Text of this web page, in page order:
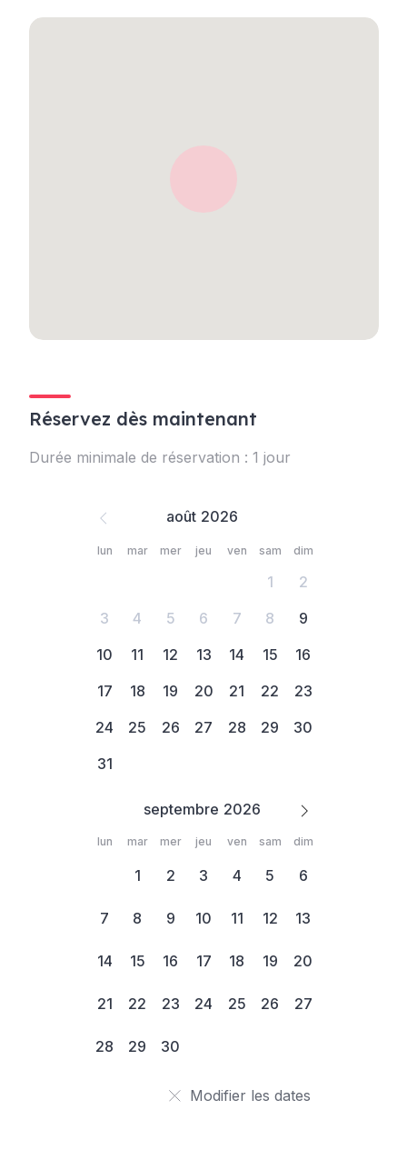
Réservez dès maintenant
Durée minimale de réservation : 1 jour
août
septembre
lun mar mer jeu ven sam dim
1
2
3
4 5 6 7 8
9
10
11 12 13 14 15
16
17
18 19 20 21 22
23
24
25 26 27 28 29
30
31
lun mar mer jeu ven sam dim
1 2 3 4 5 6
7 8 9 10 11 12 13
14 15 16 17 18 19 20
21 22 23 24 25 26 27
28 29 30
Modifier les dates